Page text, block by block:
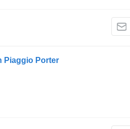
Piaggio Porter